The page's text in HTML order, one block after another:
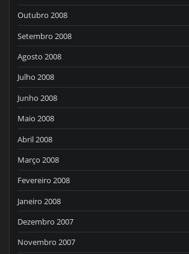
Outubro 2008
Setembro 2008
Agosto 2008
Julho 2008
Junho 2008
Maio 2008
Abril 2008
Março 2008
Fevereiro 2008
Janeiro 2008
Dezembro 2007
Novembro 2007